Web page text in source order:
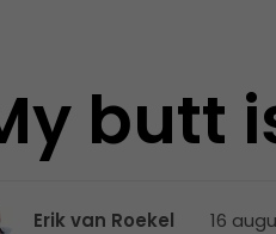
butt
Erik van Roekel 16